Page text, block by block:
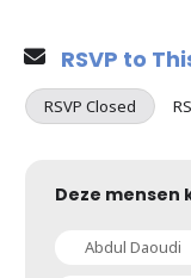
RSVP to
RSVP Closed
Deze mensen
Abdul Daoudi